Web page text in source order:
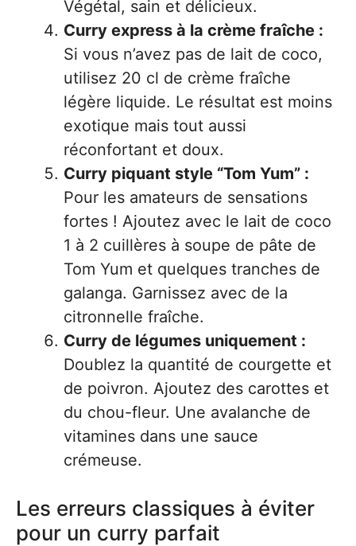
Végétal, sain et délicieux.
Curry express à la crème fraîche :
Si vous n’avez pas de lait de coco,
utilisez 20 cl de crème fraîche
légère liquide. Le résultat est moins
exotique mais tout aussi
réconfortant et doux.
Curry piquant style “Tom Yum” :
Pour les amateurs de sensations
fortes ! Ajoutez avec le lait de coco
1 à 2 cuillères à soupe de pâte de
Tom Yum et quelques tranches de
galanga. Garnissez avec de la
citronnelle fraîche.
Curry de légumes uniquement :
Doublez la quantité de courgette et
de poivron. Ajoutez des carottes et
du chou-fleur. Une avalanche de
vitamines dans une sauce
crémeuse.
Les erreurs classiques à éviter
pour un curry parfait